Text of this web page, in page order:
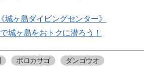
《城ヶ島ダイビングセンター》
城ヶ島をおトクに潜ろう！
ボロカサゴ ダンゴウオ